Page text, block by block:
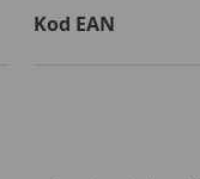
Kod EAN